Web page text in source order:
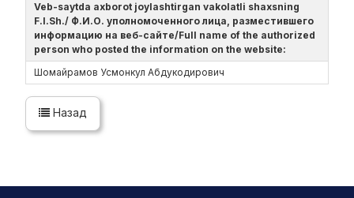
Veb-saytda axborot joylashtirgan vakolatli shaxsning
F.I.Sh./ Ф.И.О. уполномоченного лица, разместившего
информацию на веб-сайте/Full name of the authorized
person who posted the information on the website:
Шомайрамов Усмонкул Абдукодирович
Назад